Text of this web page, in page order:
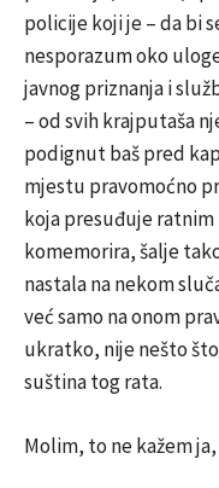
policije koji je – da bi
nesporazum oko
javnog priznanja i
– od svih krajputaša
podignut baš pred
mjestu pravomoćno
koja presuđuje ratnim
komemorira, šalje
nastala na nekom
već samo na onom
ukratko, nije nešto
suština tog rata.
Molim, to ne kažem